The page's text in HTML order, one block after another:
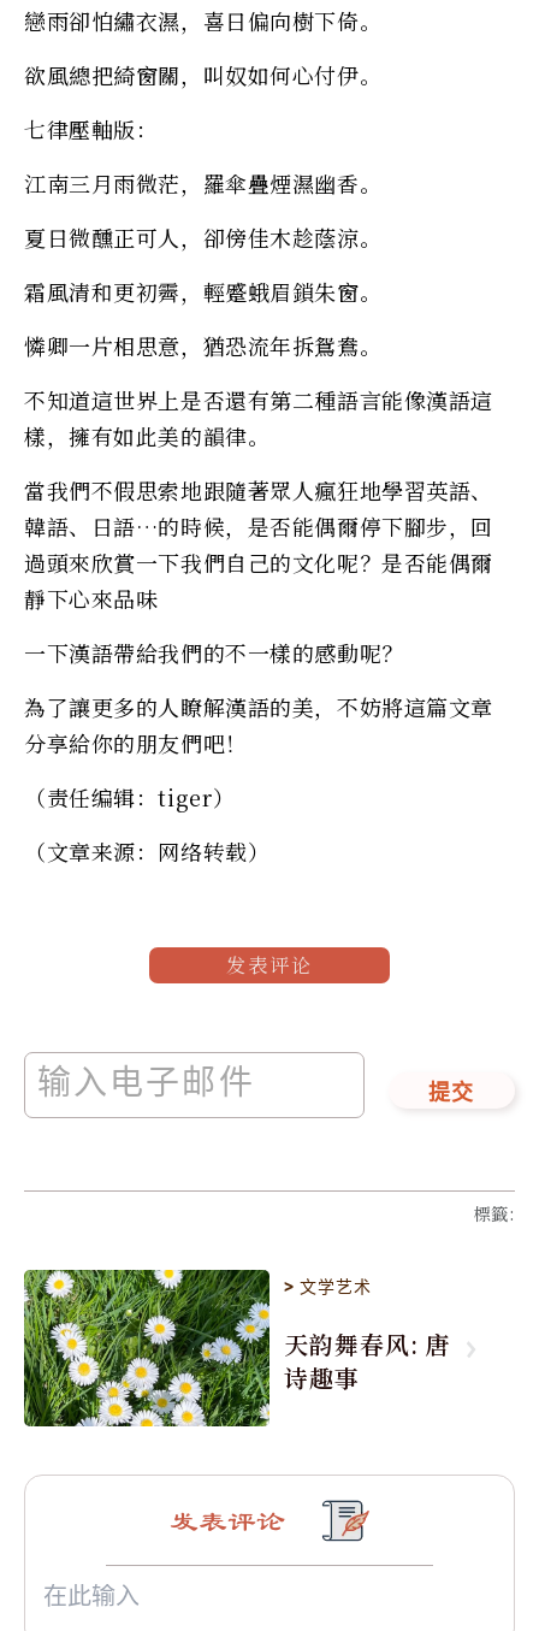
戀雨卻怕繡衣濕，喜日偏向樹下倚。
欲風總把綺窗關，叫奴如何心付伊。
七律壓軸版：
江南三月雨微茫，羅傘疊煙濕幽香。
夏日微醺正可人，卻傍佳木趁蔭涼。
霜風清和更初霽，輕蹙蛾眉鎖朱窗。
憐卿一片相思意，猶恐流年拆鴛鴦。
不知道這世界上是否還有第二種語言能像漢語這
樣，擁有如此美的韻律。
當我們不假思索地跟隨著眾人瘋狂地學習英語、
韓語、日語…的時候，是否能偶爾停下腳步，回
過頭來欣賞一下我們自己的文化呢？是否能偶爾
靜下心來品味
一下漢語帶給我們的不一樣的感動呢？
為了讓更多的人瞭解漢語的美，不妨將這篇文章
分享給你的朋友們吧！
（责任编辑：tiger）
（文章来源：网络转载）
发表评论
提交
標籤:
>文学艺术
天韵舞春风: 唐
诗趣事
发表评论